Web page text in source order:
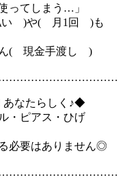
ってしまう…」
い )や( 月1回 )も
ん( 現金手渡し )
なたらしく♪◆
・ピアス・ひげ
必要はありません◎